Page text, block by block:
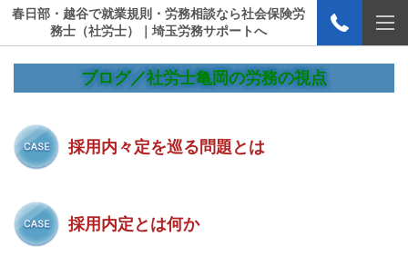
春日部・越谷で就業規則・労務相談なら社会保険労
務士（社労士）｜埼玉労務サポートへ
ブログ／社労士亀岡の労務の視点
採用内々定を巡る問題とは
採用内定とは何か